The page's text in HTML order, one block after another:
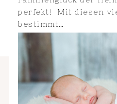
perfekt! Mit diesen
bestimmt…